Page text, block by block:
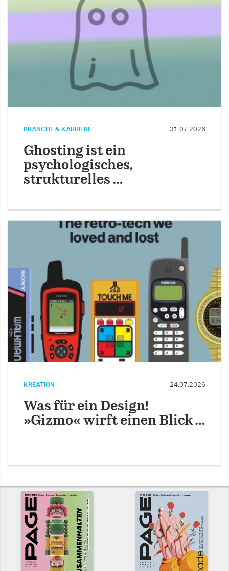
BRANCHE & KARRIERE 31.07.2026
Ghosting ist ein
psychologisches,
strukturelles …
KREATION 24.07.2026
Was für ein Design!
»Gizmo« wirft einen Blick …